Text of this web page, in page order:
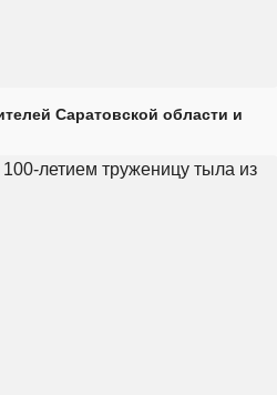
Саратовской области и